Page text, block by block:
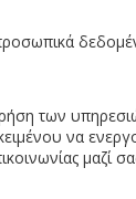
των
να
μαζί